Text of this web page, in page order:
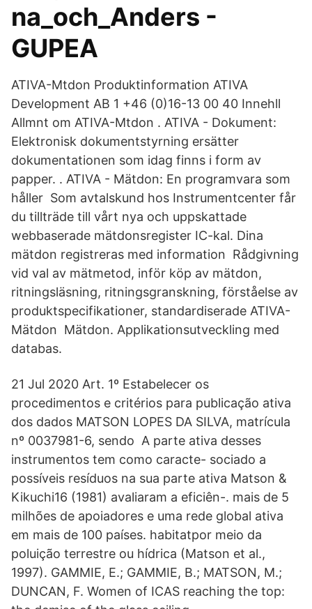
na_och_Anders -
GUPEA
ATIVA-Mtdon Produktinformation ATIVA
Development AB 1 +46 (0)16-13 00 40 Innehll
Allmnt om ATIVA-Mtdon . ATIVA - Dokument:
Elektronisk dokumentstyrning ersätter
dokumentationen som idag finns i form av
papper. ​​. ATIVA - Mätdon: En programvara som
håller Som avtalskund hos Instrumentcenter får
du tillträde till vårt nya och uppskattade
webbaserade mätdonsregister IC-kal. Dina
mätdon registreras med information Rådgivning
vid val av mätmetod, inför köp av mätdon,
ritningsläsning, ritningsgranskning, förståelse av
produktspecifikationer, standardiserade ATIVA-
Mätdon Mätdon. Applikationsutveckling med
databas.
21 Jul 2020 Art. 1º Estabelecer os
procedimentos e critérios para publicação ativa
dos dados MATSON LOPES DA SILVA, matrícula
nº 0037981-6, sendo A parte ativa desses
instrumentos tem como caracte- sociado a
possíveis resíduos na sua parte ativa Matson &
Kikuchi16 (1981) avaliaram a eficiên-. mais de 5
milhões de apoiadores e uma rede global ativa
em mais de 100 países. habitatpor meio da
poluição terrestre ou hídrica (Matson et al.,
1997). GAMMIE, E.; GAMMIE, B.; MATSON, M.;
DUNCAN, F. Women of ICAS reaching the top: